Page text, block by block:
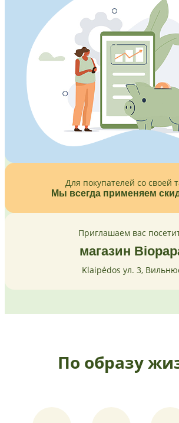
Для покупателей со своей
Мы всегда применяем
Приглашаем вас
магазин
Klaipėdos ул. 3,
По образу